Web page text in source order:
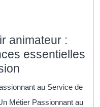
animateur :
essentielles
pour
devenir
au Service de
Métier Passionnant au